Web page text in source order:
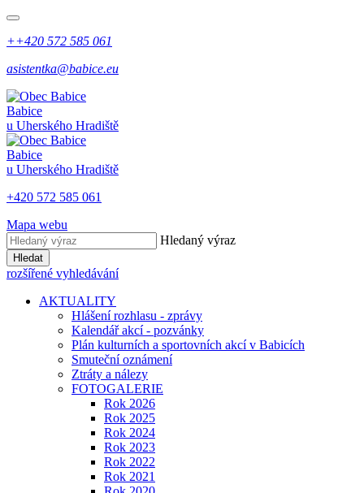
++420 572 585 061
asistentka@babice.eu
Babice
u Uherského Hradiště
Babice
u Uherského Hradiště
+420 572 585 061
Mapa webu
Hledaný výraz
Hledat
rozšířené vyhledávání
AKTUALITY
Hlášení rozhlasu - zprávy
Kalendář akcí - pozvánky
Plán kulturních a sportovních akcí v Babicích
Smuteční oznámení
Ztráty a nálezy
FOTOGALERIE
Rok 2026
Rok 2025
Rok 2024
Rok 2023
Rok 2022
Rok 2021